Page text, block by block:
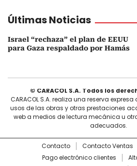
Últimas Noticias
Israel “rechaza” el plan de EEUU
para Gaza respaldado por Hamás
© CARACOL S.A. Todos los
CARACOL S.A. realiza una reserva
usos de las obras y otras prestaciones
web a medios de lectura mecánica u
adecuados.
Contacto Contacto Ventas
Pago electrónico clientes